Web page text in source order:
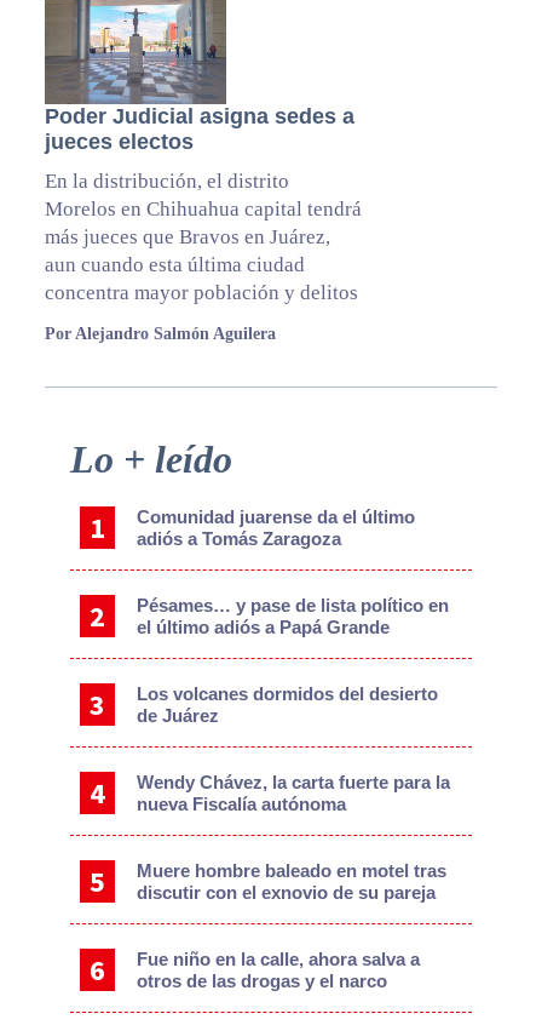
Poder Judicial asigna sedes a
jueces electos
En la distribución, el distrito
Morelos en Chihuahua capital tendrá
más jueces que Bravos en Juárez,
aun cuando esta última ciudad
concentra mayor población y delitos
Por Alejandro Salmón Aguilera
Primary
Lo + leído
Comunidad juarense da el último
adiós a Tomás Zaragoza
Pésames… y pase de lista político en
el último adiós a Papá Grande
Los volcanes dormidos del desierto
de Juárez
Wendy Chávez, la carta fuerte para la
nueva Fiscalía autónoma
Muere hombre baleado en motel tras
discutir con el exnovio de su pareja
Fue niño en la calle, ahora salva a
otros de las drogas y el narco